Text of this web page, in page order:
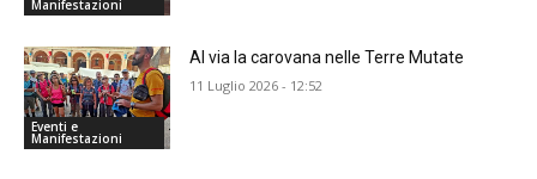
Manifestazioni
Eventi e
Manifestazioni
Al via la carovana nelle Terre Mutate
11 Luglio 2026 - 12:52